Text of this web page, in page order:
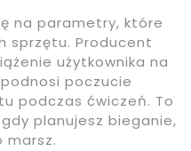
na parametry, które
sprzętu. Producent
użytkownika na
poczucie
podczas ćwiczeń. To
planujesz bieganie,
marsz.